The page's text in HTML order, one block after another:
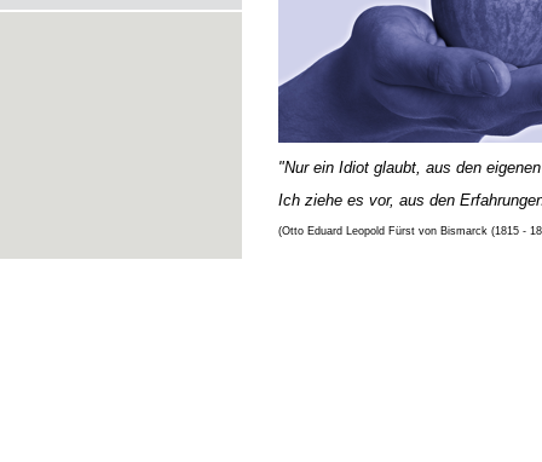
"Nur ein Idiot glaubt, aus den
Ich ziehe es vor, aus den
(Otto Eduard Leopold Fürst von Bismarck (1815 -